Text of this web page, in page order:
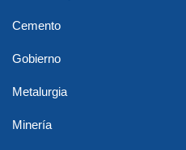
Cemento
Gobierno
Metalurgia
Minería